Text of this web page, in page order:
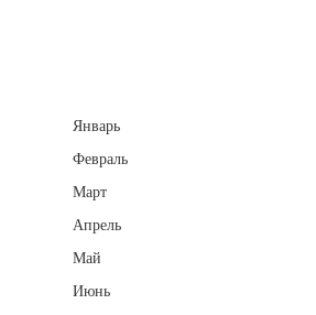
Январь
Февраль
Март
Апрель
Май
Июнь